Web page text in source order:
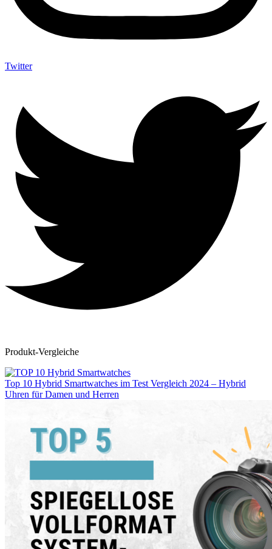
Twitter
Produkt-Vergleiche
Top 10 Hybrid Smartwatches im Test Vergleich 2024 – Hybrid
Uhren für Damen und Herren